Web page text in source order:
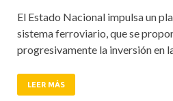
El Estado Nacional impulsa un
sistema ferroviario, que se
progresivamente la inversión en
LEER MÁS